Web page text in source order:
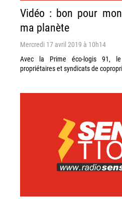
Vidéo : bon pour
ma planète
Mercredi 17 avril 2019 à 10h14
Avec la Prime éco-logis 91,
propriétaires et syndicats de